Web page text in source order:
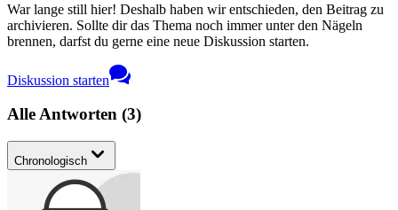
War lange still hier! Deshalb haben wir entschieden, den Beitrag zu
archivieren. Sollte dir das Thema noch immer unter den Nägeln
brennen, darfst du gerne eine neue Diskussion starten.
Diskussion starten
Alle Antworten (3)
Chronologisch